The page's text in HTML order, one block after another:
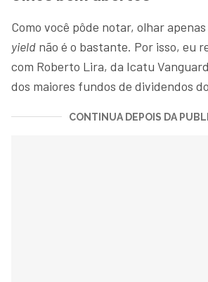
Como você pôde notar, olhar
yield não é o bastante. Por isso, eu
com Roberto Lira, da Icatu
dos maiores fundos de dividendos
CONTINUA DEPOIS DA